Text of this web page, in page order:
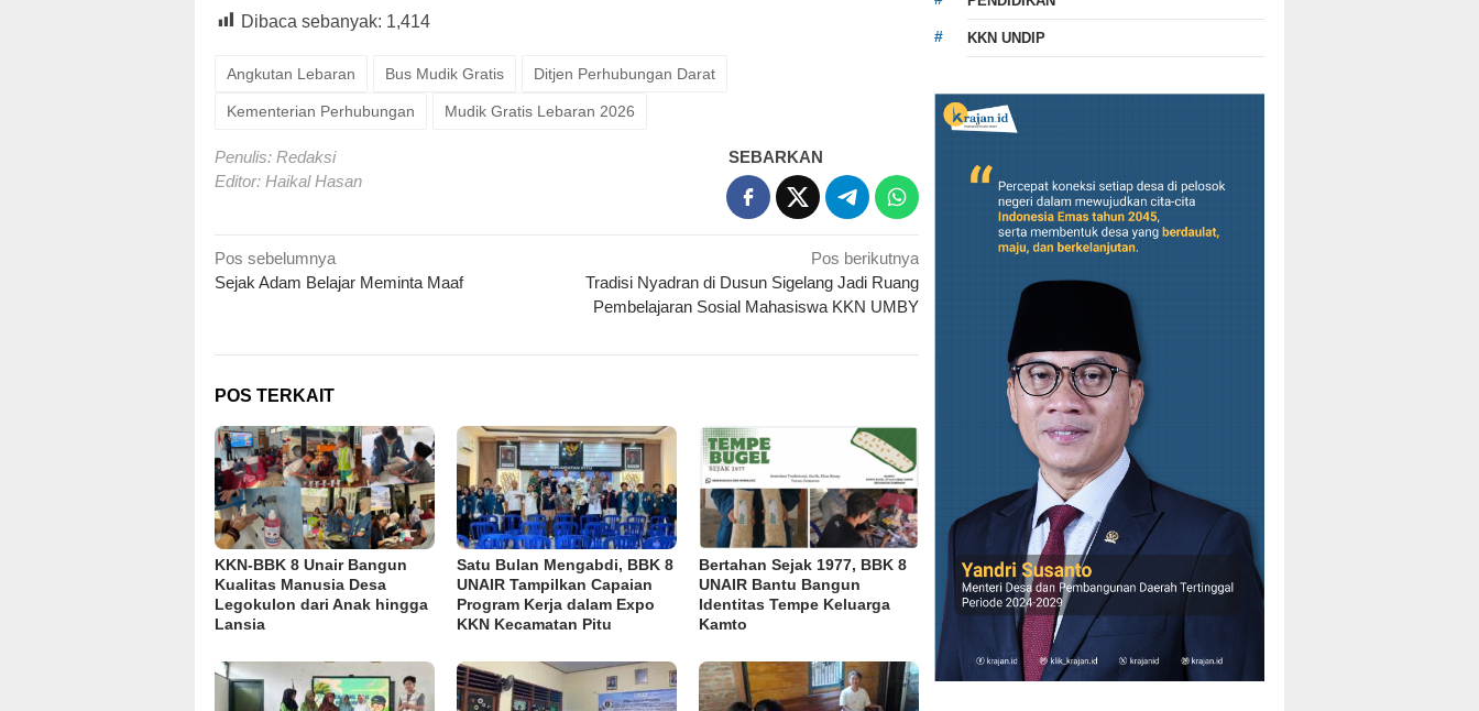
Dibaca sebanyak: 1,414
Angkutan Lebaran Bus Mudik Gratis Ditjen Perhubungan Darat
Kementerian Perhubungan Mudik Gratis Lebaran 2026
Penulis: Redaksi
Editor: Haikal Hasan
SEBARKAN
Navigasi
pos
Pos sebelumnya
Sejak Adam Belajar Meminta Maaf
Pos berikutnya
Tradisi Nyadran di Dusun Sigelang Jadi Ruang
Pembelajaran Sosial Mahasiswa KKN UMBY
POS TERKAIT
KKN-BBK 8 Unair Bangun
Kualitas Manusia Desa
Legokulon dari Anak hingga
Lansia
Satu Bulan Mengabdi, BBK 8
UNAIR Tampilkan Capaian
Program Kerja dalam Expo
KKN Kecamatan Pitu
Bertahan Sejak 1977, BBK 8
UNAIR Bantu Bangun
Identitas Tempe Keluarga
Kamto
KKN UNDIP